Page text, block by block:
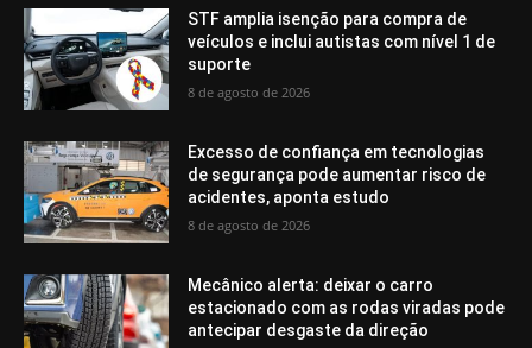
STF amplia isenção para compra de
veículos e inclui autistas com nível 1 de
suporte
8 de agosto de 2026
Excesso de confiança em tecnologias
de segurança pode aumentar risco de
acidentes, aponta estudo
8 de agosto de 2026
Mecânico alerta: deixar o carro
estacionado com as rodas viradas pode
antecipar desgaste da direção